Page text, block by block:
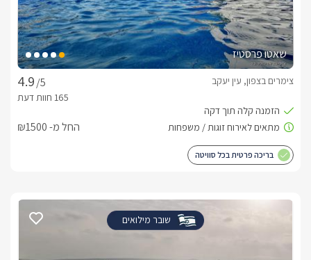
שאטו פרסטיז
/5
צימרים בצפון, עין יעקב
החל מ- ₪1500
בריכה פרטית בכל סוויטה
שובר מילואים